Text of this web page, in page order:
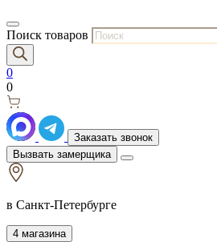
Поиск товаров
0
0
Заказать звонок
Вызвать замерщика
в Санкт-Петербурге
4 магазина